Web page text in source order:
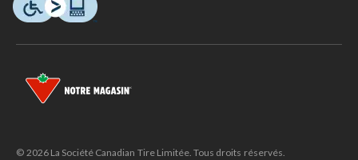
© 2026 La Société Canadian Tire Limitée. Tous droits réservés.